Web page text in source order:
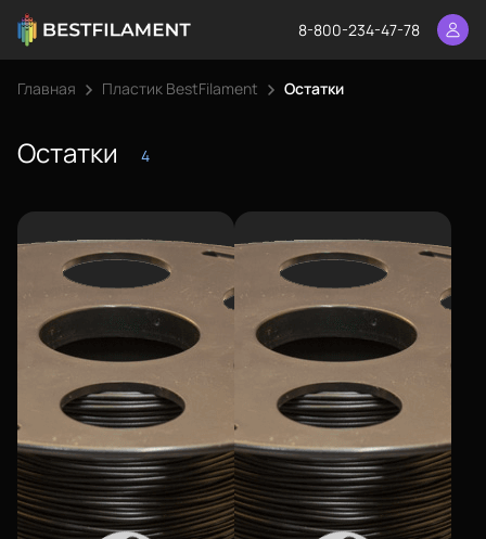
8-800-234-47-78
Главная Пластик BestFilament Остатки
Остатки 4